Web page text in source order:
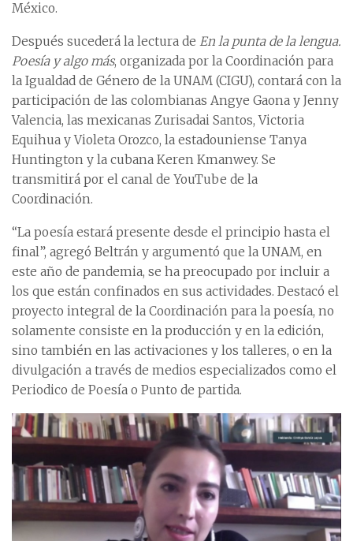
México.
Después sucederá la lectura de En la punta de la lengua.
Poesía y algo más, organizada por la Coordinación para
la Igualdad de Género de la UNAM (CIGU), contará con la
participación de las colombianas Angye Gaona y Jenny
Valencia, las mexicanas Zurisadai Santos, Victoria
Equihua y Violeta Orozco, la estadouniense Tanya
Huntington y la cubana Keren Kmanwey. Se
transmitirá por el canal de YouTube de la
Coordinación.
“La poesía estará presente desde el principio hasta el
final”, agregó Beltrán y argumentó que la UNAM, en
este año de pandemia, se ha preocupado por incluir a
los que están confinados en sus actividades. Destacó el
proyecto integral de la Coordinación para la poesía, no
solamente consiste en la producción y en la edición,
sino también en las activaciones y los talleres, o en la
divulgación a través de medios especializados como el
Periodico de Poesía o Punto de partida.